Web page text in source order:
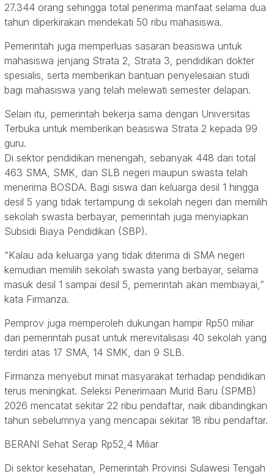
27.344 orang sehingga total penerima manfaat selama dua
tahun diperkirakan mendekati 50 ribu mahasiswa.
Pemerintah juga memperluas sasaran beasiswa untuk
mahasiswa jenjang Strata 2, Strata 3, pendidikan dokter
spesialis, serta memberikan bantuan penyelesaian studi
bagi mahasiswa yang telah melewati semester delapan.
Selain itu, pemerintah bekerja sama dengan Universitas
Terbuka untuk memberikan beasiswa Strata 2 kepada 99
guru.
Di sektor pendidikan menengah, sebanyak 448 dari total
463 SMA, SMK, dan SLB negeri maupun swasta telah
menerima BOSDA. Bagi siswa dari keluarga desil 1 hingga
desil 5 yang tidak tertampung di sekolah negeri dan memilih
sekolah swasta berbayar, pemerintah juga menyiapkan
Subsidi Biaya Pendidikan (SBP).
“Kalau ada keluarga yang tidak diterima di SMA negeri
kemudian memilih sekolah swasta yang berbayar, selama
masuk desil 1 sampai desil 5, pemerintah akan membiayai,”
kata Firmanza.
Pemprov juga memperoleh dukungan hampir Rp50 miliar
dari pemerintah pusat untuk merevitalisasi 40 sekolah yang
terdiri atas 17 SMA, 14 SMK, dan 9 SLB.
Firmanza menyebut minat masyarakat terhadap pendidikan
terus meningkat. Seleksi Penerimaan Murid Baru (SPMB)
2026 mencatat sekitar 22 ribu pendaftar, naik dibandingkan
tahun sebelumnya yang mencapai sekitar 18 ribu pendaftar.
BERANI Sehat Serap Rp52,4 Miliar
Di sektor kesehatan, Pemerintah Provinsi Sulawesi Tengah